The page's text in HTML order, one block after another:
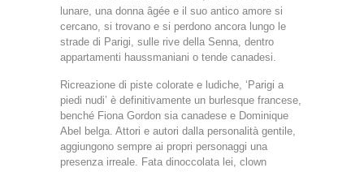
lunare, una donna âgée e il suo antico amore si
cercano, si trovano e si perdono ancora lungo le
strade di Parigi, sulle rive della Senna, dentro
appartamenti haussmaniani o tende canadesi.
Ricreazione di piste colorate e ludiche, ‘Parigi a
piedi nudi’ è definitivamente un burlesque francese,
benché Fiona Gordon sia canadese e Dominique
Abel belga. Attori e autori dalla personalità gentile,
aggiungono sempre ai propri personaggi una
presenza irreale. Fata dinoccolata lei, clown